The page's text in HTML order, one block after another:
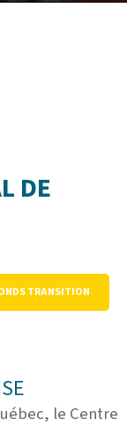
DE
TRANSITION
le Centre